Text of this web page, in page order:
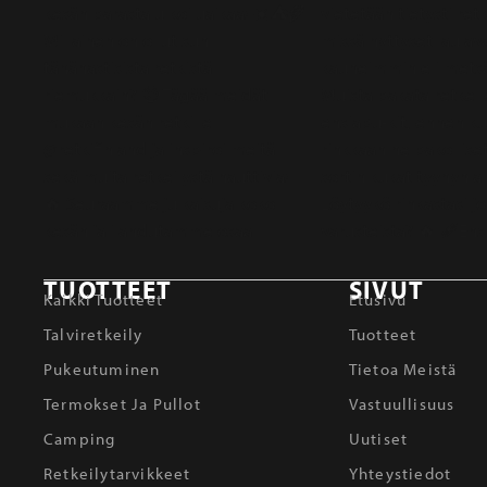
TUOTTEET
Kaikki Tuotteet
Talviretkeily
Pukeutuminen
Termokset Ja Pullot
Camping
Retkeilytarvikkeet
SIVUT
Etusivu
Tuotteet
Tietoa Meistä
Vastuullisuus
Uutiset
Yhteystiedot